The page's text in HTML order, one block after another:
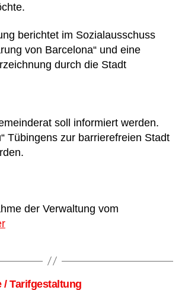
berichtet im Sozialausschuss
von Barcelona“ und eine
durch die Stadt
soll informiert werden.
Tübingens zur barrierefreien Stadt
der Verwaltung vom
/ Tarifgestaltung